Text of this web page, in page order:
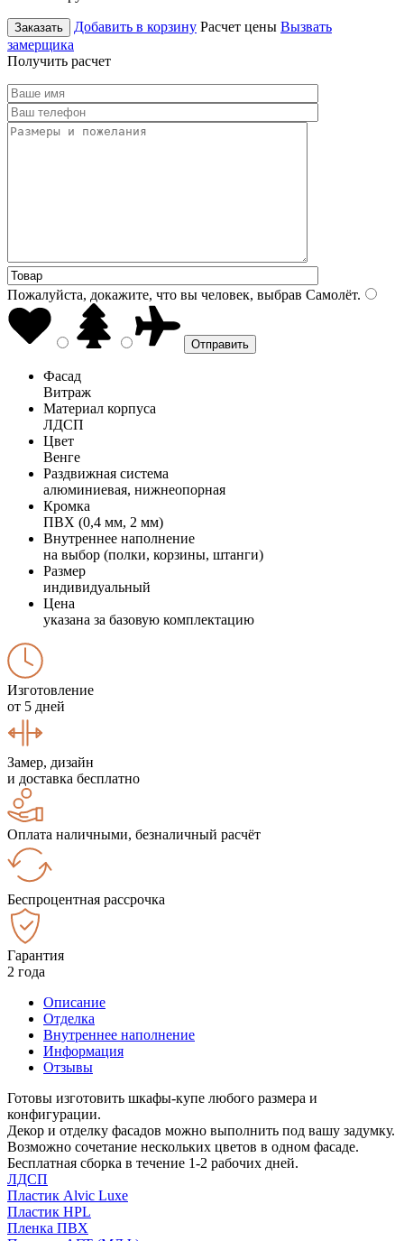
Заказать Добавить в корзину Расчет цены Вызвать
замерщика
Получить расчет
Пожалуйста, докажите, что вы человек, выбрав Самолёт.
Фасад
Витраж
Материал корпуса
ЛДСП
Цвет
Венге
Раздвижная система
алюминиевая, нижнеопорная
Кромка
ПВХ (0,4 мм, 2 мм)
Внутреннее наполнение
на выбор (полки, корзины, штанги)
Размер
индивидуальный
Цена
указана за базовую комплектацию
Изготовление
от 5 дней
Замер, дизайн
и доставка бесплатно
Оплата наличными, безналичный расчёт
Беспроцентная рассрочка
Гарантия
2 года
Описание
Отделка
Внутреннее наполнение
Информация
Отзывы
Готовы изготовить шкафы-купе любого размера и
конфигурации.
Декор и отделку фасадов можно выполнить под вашу задумку.
Возможно сочетание нескольких цветов в одном фасаде.
Бесплатная сборка в течение 1-2 рабочих дней.
ЛДСП
Пластик Alvic Luxe
Пластик HPL
Пленка ПВХ